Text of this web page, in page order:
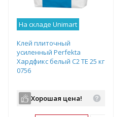
На складе Unimart
Клей плиточный
усиленный Perfekta
Хардфикс белый C2 ТЕ 25 кг
0756
Хорошая цена!